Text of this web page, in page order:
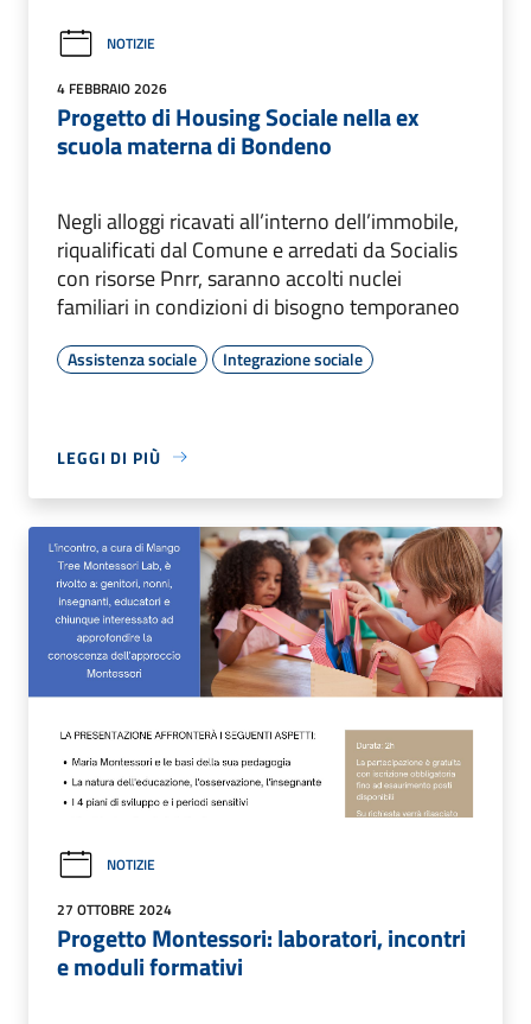
NOTIZIE
4 FEBBRAIO 2026
Progetto di Housing Sociale nella ex
scuola materna di Bondeno
Negli alloggi ricavati all’interno dell’immobile,
riqualificati dal Comune e arredati da Socialis
con risorse Pnrr, saranno accolti nuclei
familiari in condizioni di bisogno temporaneo
Assistenza sociale Integrazione sociale
LEGGI DI PIÙ
NOTIZIE
27 OTTOBRE 2024
Progetto Montessori: laboratori, incontri
e moduli formativi